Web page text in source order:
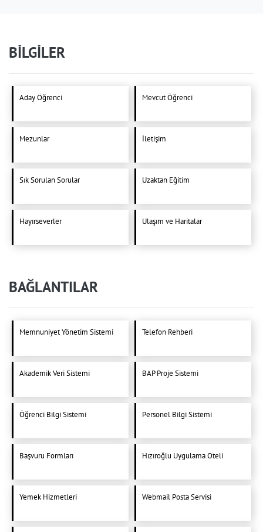
BİLGİLER
Aday Öğrenci Mevcut Öğrenci
Mezunlar İletişim
Sık Sorulan Sorular Uzaktan Eğitim
Hayırseverler Ulaşım ve Haritalar
BAĞLANTILAR
Memnuniyet Yönetim Sistemi Telefon Rehberi
Akademik Veri Sistemi BAP Proje Sistemi
Öğrenci Bilgi Sistemi Personel Bilgi Sistemi
Başvuru Formları Hızıroğlu Uygulama Oteli
Yemek Hizmetleri Webmail Posta Servisi